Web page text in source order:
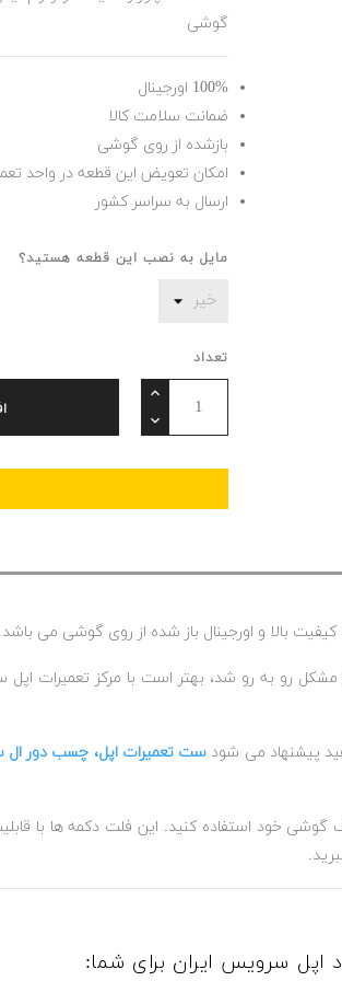
گوشی
100% اورجینال
ضمانت سلامت کالا
بازشده از روی گوشی
امکان تعویض این قطعه در واحد
ارسال به سراسر کشور
مایل به نصب این قطعه هستید؟
تعداد
بالا و اورجینال باز شده از روی گوشی می باشد.
رو به رو شد، بهتر است با مرکز تعمیرات
ست تعمیرات اپل، چسب دور
گوشی خود استفاده کنید. این فلت دکمه ها با
اپل سرویس ایران برای شما: